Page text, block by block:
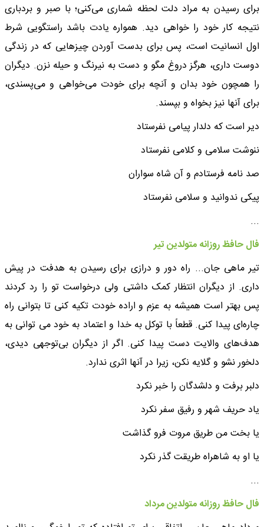
برای رسیدن به مراد دلت لحظه شماری می‌کنی؛ با صبر و بردباری
نتیجه کار خود را خواهی دید. همواره یادت باشد راستگویی شرط
اول انسانیت است، پس برای بدست آوردن چیزهایی که در زندگی
دوست داری، هرگز دروغ مگو و دست به نیرنگ و حیله نزن. دیگران
را همچون خود بدان و آنچه برای خودت می‌خواهی و می‌پسندی،
برای آنها نیز بخواه و بپسند.
دیر است که دلدار پیامی نفرستاد
ننوشت سلامی و کلامی نفرستاد
صد نامه فرستادم و آن شاه سواران
پیکی ندوانید و سلامی نفرستاد
...
فال حافظ روزانه متولدین تیر
تیر ماهی جان... راه دور و درازی برای رسیدن به هدفت در پیش
داری. از دیگران انتظار کمک داشتی ولی درخواست تو را رد کردند
پس بهتر است همیشه به عزم و اراده خودت تکیه کنی تا بتوانی راه
چاره‌ای پیدا کنی. قطعاً با توکل به خدا و اعتماد به خود می توانی به
هدف‌های والایت دست پیدا کنی. اگر از دیگران بی‌توجهی دیدی،
دلخور نشو و گلایه نکن، زیرا در آنها اثری ندارد.
دلبر برفت و دلشدگان را خبر نکرد
یاد حریف شهر و رفیق سفر نکرد
یا بخت من طریق مروت فرو گذاشت
یا او به شاهراه طریقت گذر نکرد
...
فال حافظ روزانه متولدین مرداد